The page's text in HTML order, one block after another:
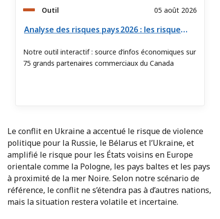
Outil 05 août 2026
Analyse des risques pays 2026 : les risques sur les marchés mondiaux
Notre outil interactif : source d’infos économiques sur
75 grands partenaires commerciaux du Canada
Le conflit en Ukraine a accentué le risque de violence
politique pour la Russie, le Bélarus et l’Ukraine, et
amplifié le risque pour les États voisins en Europe
orientale comme la Pologne, les pays baltes et les pays
à proximité de la mer Noire. Selon notre scénario de
référence, le conflit ne s’étendra pas à d’autres nations,
mais la situation restera volatile et incertaine.